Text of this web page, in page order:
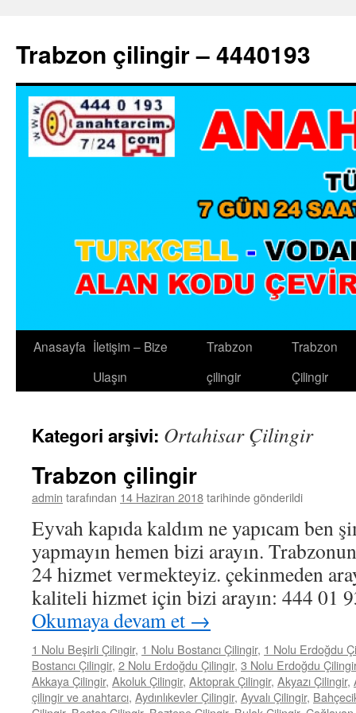
Trabzon çilingir – 4440193
İçeriğe
Anasayfa İletişim – Bize
Ulaşın
Trabzon
çilingir
Trabzon
Çilingir
Kategori arşivi: Ortahisar Çilingir
Trabzon çilingir
admin tarafından 14 Haziran 2018tarihinde gönderildi
Eyvah kapıda kaldım ne yapıcam ben
yapmayın hemen bizi arayın.
24 hizmet vermekteyiz. çekinmeden
kaliteli hizmet için bizi arayın: 444 01
Okumaya devam et →
1 Nolu Beşirli Çilingir, 1 Nolu Bostancı Çilingir, 1 Nolu Erdoğdu
Bostancı Çilingir, 2 Nolu Erdoğdu Çilingir, 3 Nolu Erdoğdu Çilingir
Akkaya Çilingir, Akoluk Çilingir, Aktoprak Çilingir, Akyazı Çilingir,
çilingir ve anahtarcı, Aydınlıkevler Çilingir, Ayvalı Çilingir,